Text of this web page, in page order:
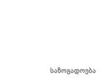
საზოგადოება